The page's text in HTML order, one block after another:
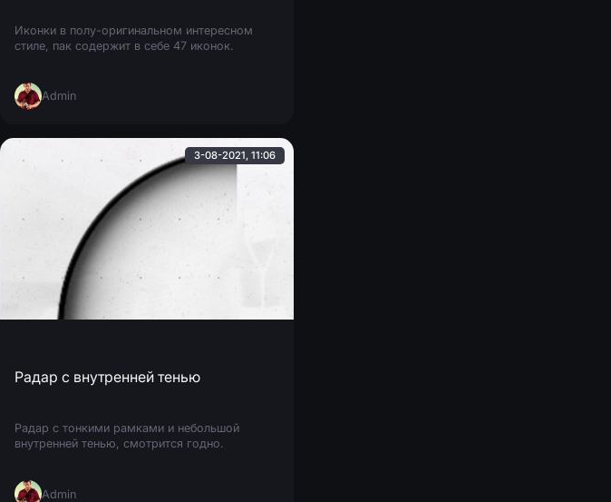
Иконки в полу-оригинальном интересном
стиле, пак содержит в себе 47 иконок.
Admin
3-08-2021, 11:06
Радар с внутренней тенью
Радар с тонкими рамками и небольшой
внутренней тенью, смотрится годно.
Admin